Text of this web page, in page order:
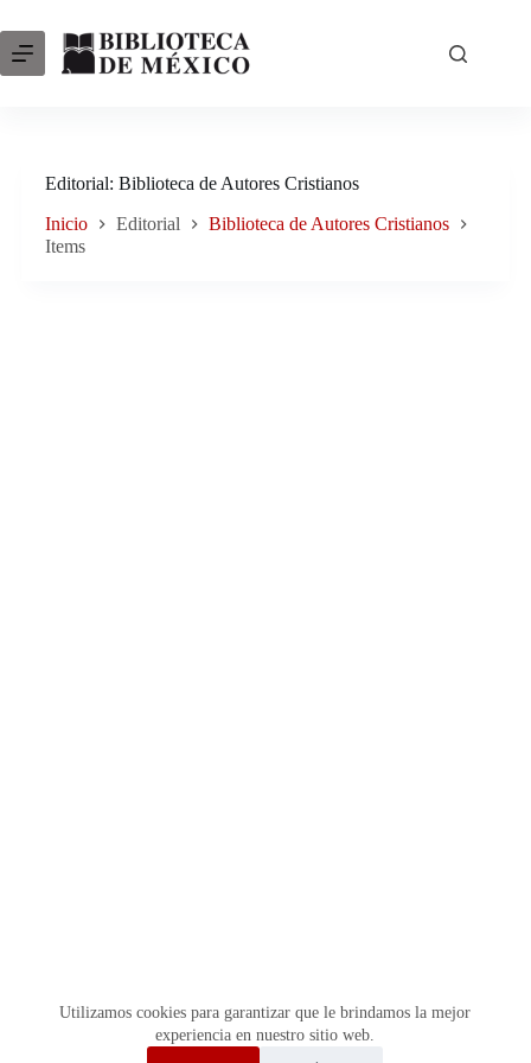
al
contenido
Utilizamos cookies para garantizar que le brindamos la mejor
experiencia en nuestro sitio web.
Editorial Biblioteca de Autores Cristianos
Inicio Editorial
Biblioteca de Autores Cristianos
Items